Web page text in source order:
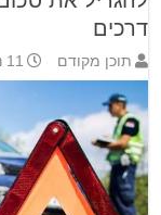
דרכים
תוכן מקודם 11 נובמבר 2024 12:19